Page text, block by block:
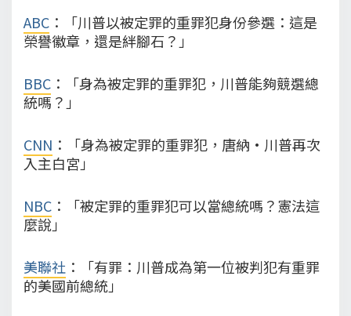
ABC ：「川普以被定罪的重罪犯身份參選：這是
榮譽徽章，還是絆腳石？」
BBC ：「身為被定罪的重罪犯，川普能夠競選總
統嗎？」
CNN ：「身為被定罪的重罪犯，唐納·川普再次
入主白宮」
NBC ：「被定罪的重罪犯可以當總統嗎？憲法這
麼說」
美聯社 ：「有罪：川普成為第一位被判犯有重罪
的美國前總統」